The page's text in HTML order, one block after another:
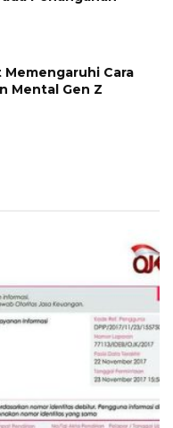
Memengaruhi Cara
Mental Gen Z